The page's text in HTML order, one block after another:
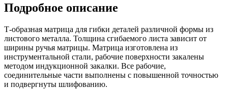
Подробное описание
Т-образная матрица для гибки деталей различной формы из
листового металла. Толщина сгибаемого листа зависит от
ширины ручья матрицы. Матрица изготовлена из
инструментальной стали, рабочие поверхности закалены
методом индукционной закалки. Все рабочие,
соединительные части выполнены с повышенной точностью
и подвергнуты шлифованию.